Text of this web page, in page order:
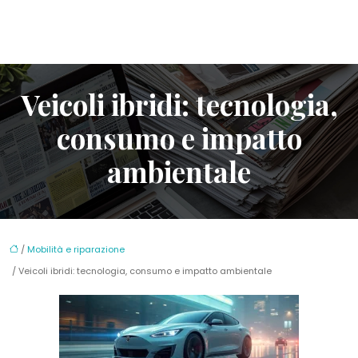
Veicoli ibridi: tecnologia,
consumo e impatto
ambientale
/ Mobilità e riparazione
/ Veicoli ibridi: tecnologia, consumo e impatto ambientale